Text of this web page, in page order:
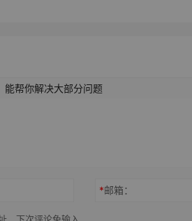
能帮你解决大部分问题
*邮箱：